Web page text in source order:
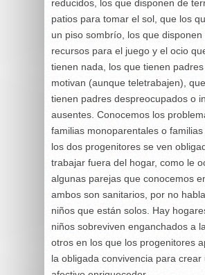
reducidos, los que disponen de
patios para tomar el sol, que los
un piso sombrío, los que disponen
recursos para el juego y el ocio
tienen nada, los que tienen
motivan (aunque teletrabajen),
tienen padres despreocupados o
ausentes. Conocemos los
familias monoparentales o
los dos progenitores se ven
trabajar fuera del hogar, como le
algunas parejas que conocemos
ambos son sanitarios, por no
niños que están solos. Hay
niños sobreviven enganchados a
otros en los que los progenitores
la obligada convivencia para crear